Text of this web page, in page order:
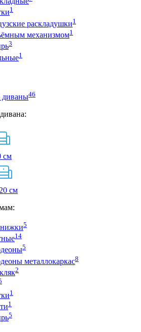
1
раскладушки1
механизмом1
3
1
диваны46
см
см
5
14
5
металлокаркас8
2
1
1
5